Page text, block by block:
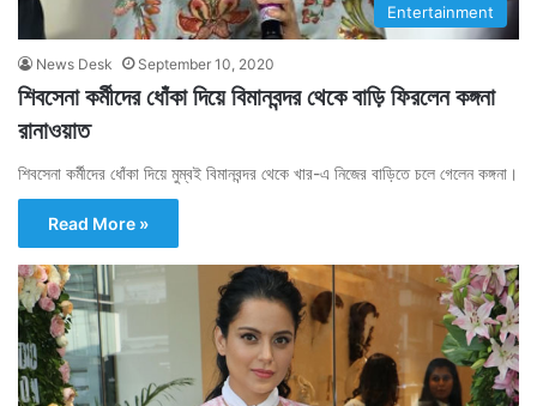
Entertainment
News Desk September 10, 2020
শিবসেনা কর্মীদের ধোঁকা দিয়ে বিমানবন্দর থেকে বাড়ি ফিরলেন কঙ্গনা
রানাওয়াত
শিবসেনা কর্মীদের ধোঁকা দিয়ে মুম্বই বিমানবন্দর থেকে খার-এ নিজের বাড়িতে চলে গেলেন কঙ্গনা।
Read More »